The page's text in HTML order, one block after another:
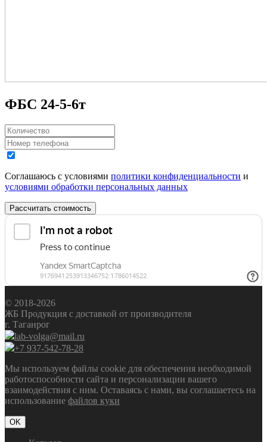
ФБС 24-5-6т
Соглашаюсь с условиями политики конфиденциальности и
условиями обработки персональных данных
Рассчитать стоимость
© 2018-2026
ЖБ Продукция с доставкой от производителя
г. Таганрог
lab-volga@mail.ru
+7 937-542-78-28
Мы используем файлы cookie для обеспечения необходимой
работоспособности сайта и персонализации вашего
взаимодействия с ним. Оставаясь с нами, вы соглашаетесь на
использование файлов куки
OK